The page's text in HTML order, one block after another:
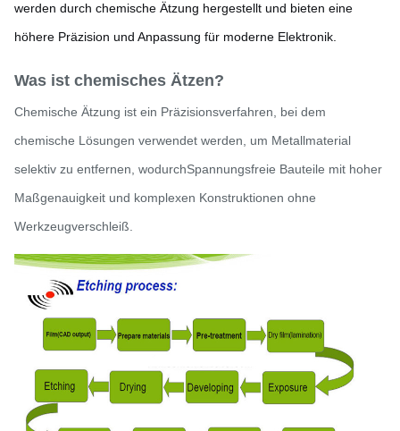
werden durch chemische Ätzung hergestellt und bieten eine
höhere Präzision und Anpassung für moderne Elektronik.
Was ist chemisches Ätzen?
Chemische Ätzung ist ein Präzisionsverfahren, bei dem
chemische Lösungen verwendet werden, um Metallmaterial
selektiv zu entfernen, wodurchSpannungsfreie Bauteile mit hoher
Maßgenauigkeit und komplexen Konstruktionen ohne
Werkzeugverschleiß.